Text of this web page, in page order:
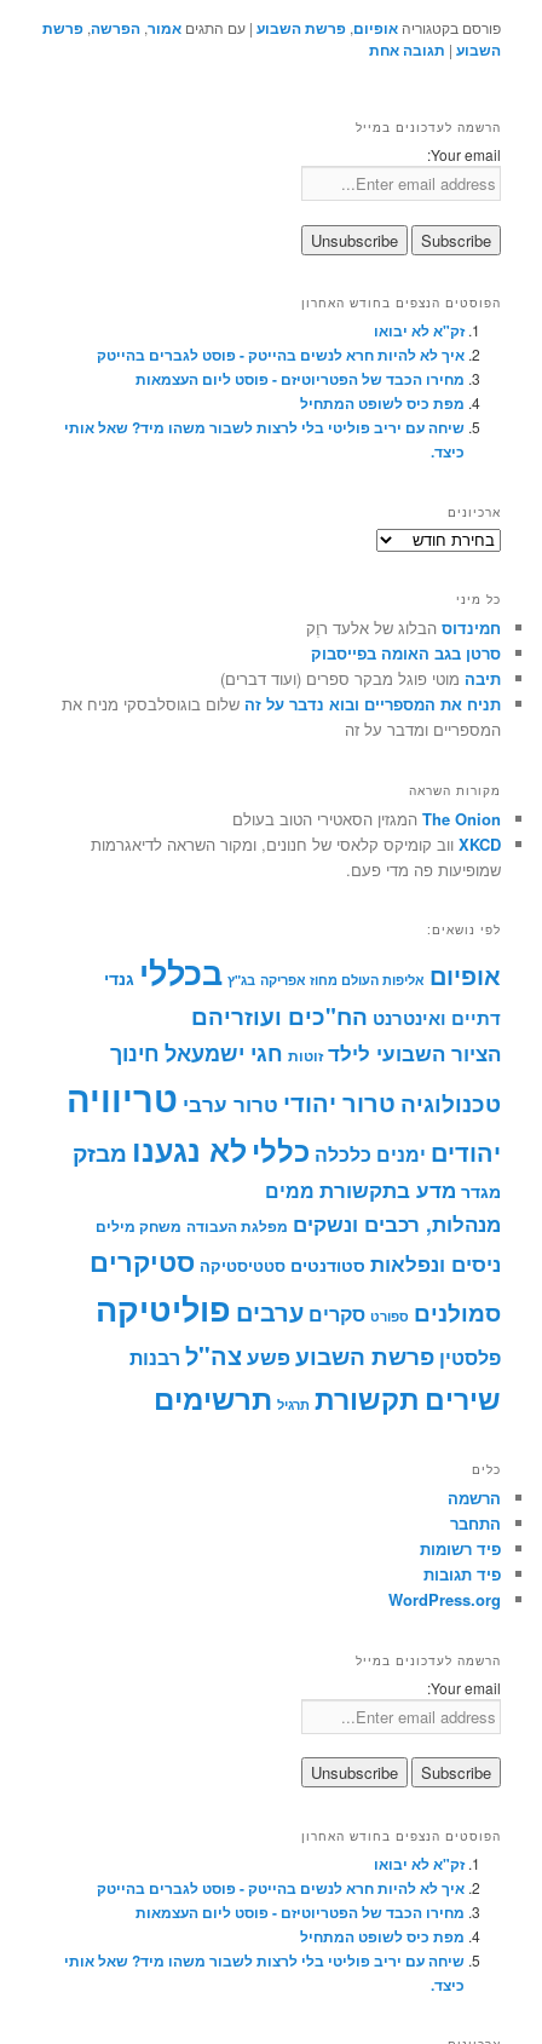
פורסם בקטגוריה אופיום,פרשת השבוע |עם התגים אמור,הפרשה,פרשת
השבוע | תגובהאחת
הרשמה לעדכונים במייל
Your email:
הפוסטים הנצפים בחודש האחרון
זק"א לא יבואו
איך לא להיות חרא לנשים בהייטק - פוסט לגברים בהייטק
מחירו הכבד של הפטריוטיזם - פוסט ליום העצמאות
מפת כיס לשופט המתחיל
שיחה עם יריב פוליטי בלי לרצות לשבור משהו מיד? שאל אותי
כיצד.
ארכיונים
ארכיונים
כל מיני
חמינדוס הבלוג של אלעד רוֶק
סרטן בגב האומה בפייסבוק
תיבה מוטי פוגל מבקר ספרים (ועוד דברים)
תניח את המספריים ובוא נדבר על זה שלום בוגוסלבסקי מניח את
המספריים ומדבר על זה
מקורות השראה
The Onion המגזין הסאטירי הטוב בעולם
XKCD ווב קומיקס קלאסי של חנונים, ומקור השראה לדיאגרמות
שמופיעות פה מדי פעם.
לפי נושאים:
אופיום אליפות העולם מחוז אפריקה בג"ץ בכללי גנדי
דתיים ואינטרנט הח"כים ועוזריהם
הציור השבועי לילד זוטות חגי ישמעאל חינוך
טכנולוגיה טרור יהודי טרור ערבי טריוויה
יהודים ימנים כלכלה כללי לא נגענו מבזק
מגדר מדע בתקשורת ממים
מנהלות, רכבים ונשקים מפלגת העבודה משחק מילים
ניסים ונפלאות סטודנטים סטטיסטיקה סטיקרים
סמולנים ספורט סקרים ערבים פוליטיקה
פלסטין פרשת השבועפשעצה"ל רבנות
שירים תקשורת תרגיל תרשימים
כלים
הרשמה
התחבר
פיד רשומות
פיד תגובות
WordPress.org
הרשמה לעדכונים במייל
Your email:
הפוסטים הנצפים בחודש האחרון
זק"א לא יבואו
איך לא להיות חרא לנשים בהייטק - פוסט לגברים בהייטק
מחירו הכבד של הפטריוטיזם - פוסט ליום העצמאות
מפת כיס לשופט המתחיל
שיחה עם יריב פוליטי בלי לרצות לשבור משהו מיד? שאל אותי
כיצד.